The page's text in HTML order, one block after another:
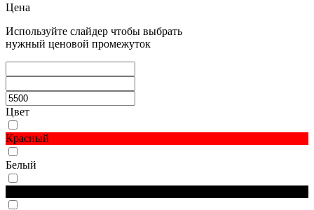
Цена
Используйте слайдер чтобы выбрать
нужный ценовой промежуток
Цвет
Красный
Белый